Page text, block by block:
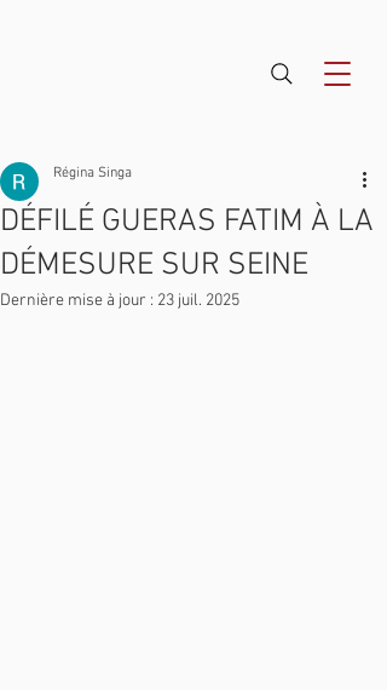
DÉFILÉ GUERAS FATIM À LA
DÉMESURE SUR SEINE
Régina Singa
Dernière mise à jour : 23 juil. 2025